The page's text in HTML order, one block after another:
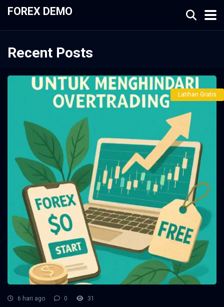
FOREX DEMO
Recent Posts
Latihan Gratis
6 hari ago 0 31